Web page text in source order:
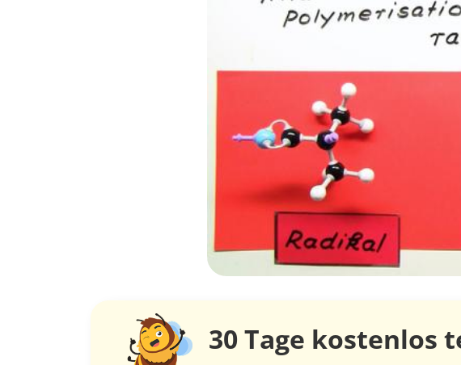
30 Tage kostenlos